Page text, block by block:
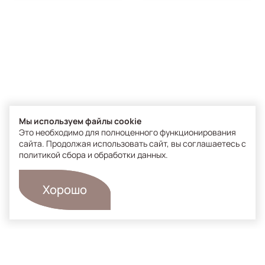
ВАЖНО! Внешний вид упаковки может отличаться от
изображений представленных в интернет-магазине.
Мы используем файлы cookie
Это необходимо для полноценного функционирования
сайта. Продолжая использовать сайт, вы соглашаетесь с
политикой сбора и обработки данных.
Хорошо